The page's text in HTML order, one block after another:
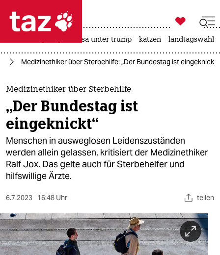
 taz zahl ich
taz zahl ich
themen
politik
öko
gesellschaft
kultur
sport
berlin
nord

taz zahl ich
usa unter trump katzen landtagswahl
Medizinethiker über Sterbehilfe: „Der Bundestag ist eingeknickt“
Medizinethiker über Sterbehilfe
„Der Bundestag ist
eingeknickt“
Menschen in ausweg­losen Leidenszuständen
werden allein gelassen, kritisiert der Medizinethiker
Ralf Jox. Das gelte auch für Sterbehelfer und
hilfswillige Ärzte.
6.7.2023 16:48 Uhr teilen